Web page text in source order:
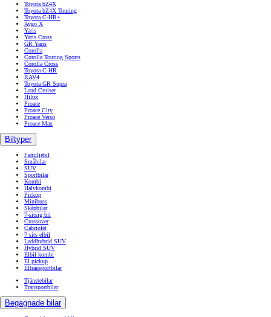
Toyota bZ4X
Toyota bZ4X Touring
Toyota C-HR+
Aygo X
Yaris
Yaris Cross
GR Yaris
Corolla
Corolla Touring Sports
Corolla Cross
Toyota C-HR
RAV4
Toyota GR Supra
Land Cruiser
Hilux
Proace
Proace City
Proace Verso
Proace Max
Biltyper
Familjebil
Småbilar
SUV
Sportbilar
Kombi
Halvkombi
Pickup
Minibuss
Skåpbilar
7-sitsig bil
Crossover
Cabriolet
7 sits elbil
Laddhybrid SUV
Hybrid SUV
Elbil kombi
El pickup
Eltransportbilar
Tjänstebilar
Transportbilar
Begagnade bilar